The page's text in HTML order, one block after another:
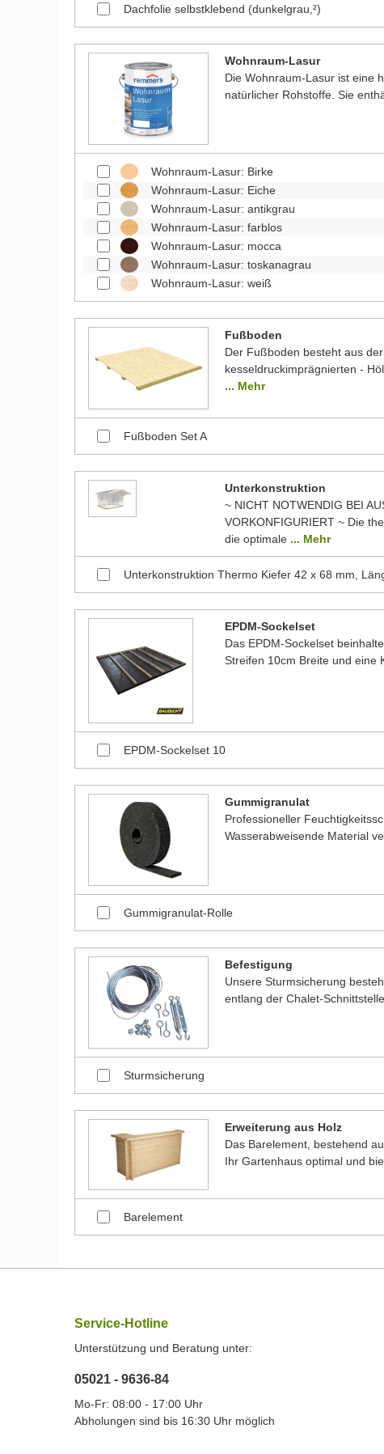
Dachfolie selbstklebend (dunkelgrau,²)
Wohnraum-Lasur
Die Wohnraum-Lasur ist eine
natürlicher Rohstoffe. Sie
Wohnraum-Lasur: Birke
Wohnraum-Lasur: Eiche
Wohnraum-Lasur: antikgrau
Wohnraum-Lasur: farblos
Wohnraum-Lasur: mocca
Wohnraum-Lasur: toskanagrau
Wohnraum-Lasur: weiß
Fußboden
Der Fußboden besteht aus
kesseldruckimprägnierten -
... Mehr
Fußboden Set A
Unterkonstruktion
~ NICHT NOTWENDIG BEI
VORKONFIGURIERT ~ Die
die optimale ... Mehr
Unterkonstruktion Thermo Kiefer 42 x 68 mm,
EPDM-Sockelset
Das EPDM-Sockelset
Streifen 10cm Breite und eine
EPDM-Sockelset 10
Gummigranulat
Professioneller
Wasserabweisende Material
Gummigranulat-Rolle
Befestigung
Unsere Sturmsicherung
entlang der Chalet-
Sturmsicherung
Erweiterung aus Holz
Das Barelement, bestehend
Ihr Gartenhaus optimal und
Barelement
Service-Hotline
Unterstützung und Beratung unter:
05021 - 9636-84
Mo-Fr: 08:00 - 17:00 Uhr
Abholungen sind bis 16:30 Uhr möglich